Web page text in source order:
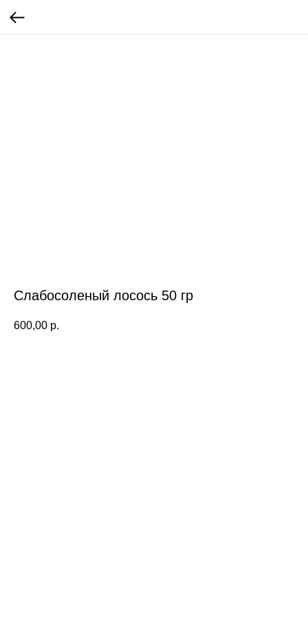
Слабосоленый лосось 50 гр
600,00 р.